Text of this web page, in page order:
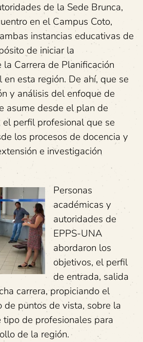
de la Sede Brunca,
en el Campus Coto,
instancias educativas de
de iniciar la
Carrera de Planificación
en esta región. De ahí, que se
y análisis del enfoque de
asume desde el plan de
el perfil profesional que se
los procesos de docencia y
e investigación
Personas
académicas y
autoridades de
EPPS-UNA
abordaron los
objetivos, el perfil
de entrada, salida
carrera, propiciando el
de puntos de vista, sobre la
de profesionales para
de la región.